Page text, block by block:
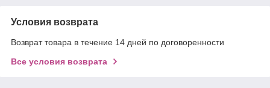
Условия возврата
Возврат товара в течение 14 дней по договоренности
Все условия возврата